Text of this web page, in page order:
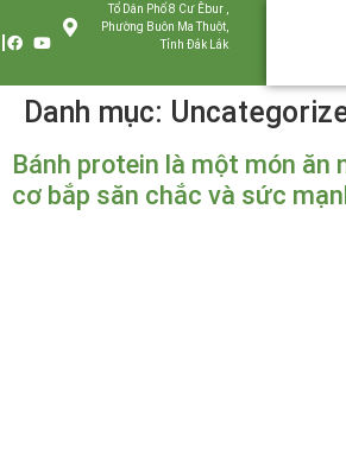
Tổ Dân Phố 8 Cư Êbur ,
Phường Buôn Ma Thuột,
Tỉnh Đắk Lắk
Danh mục:
Bánh protein là một món ăn
cơ bắp săn chắc và sức